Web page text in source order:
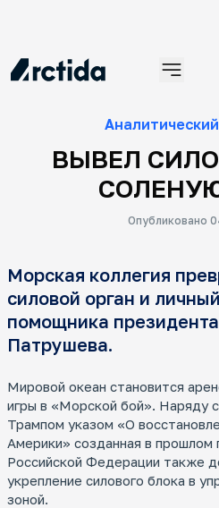
Материалы
ВЫВЕЛ
Опубликовано
Морская коллегия
силовой орган и
помощника
Патрушева.
Мировой океан становится
игры в «Морской бой». Наряду
Трампом указом «О
Америки» созданная в прошлом
Российской Федерации также
укрепление силового блока в
зоной.